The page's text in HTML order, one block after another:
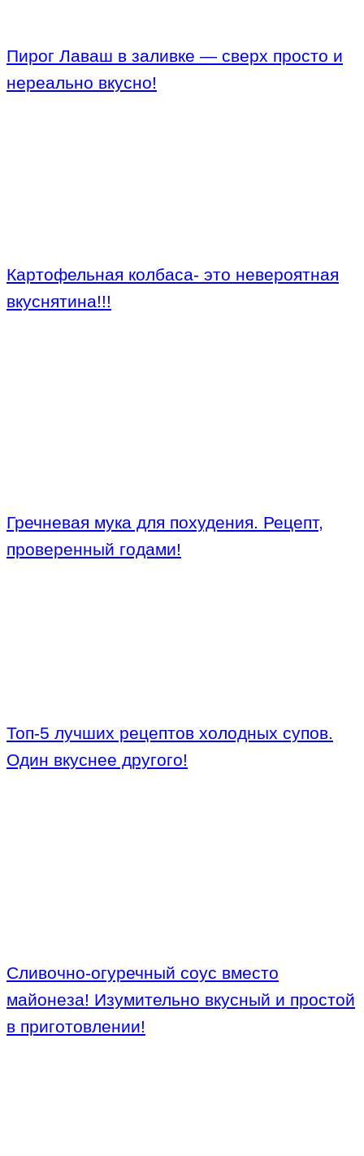
Пирог Лаваш в заливке — сверх просто и
нереально вкусно!
Картофельная колбаса- это невероятная
вкуснятина!!!
Гречневая мука для похудения. Рецепт,
проверенный годами!
Топ-5 лучших рецептов холодных супов.
Один вкуснее другого!
Сливочно-огуречный соус вместо
майонеза! Изумительно вкусный и простой
в приготовлении!